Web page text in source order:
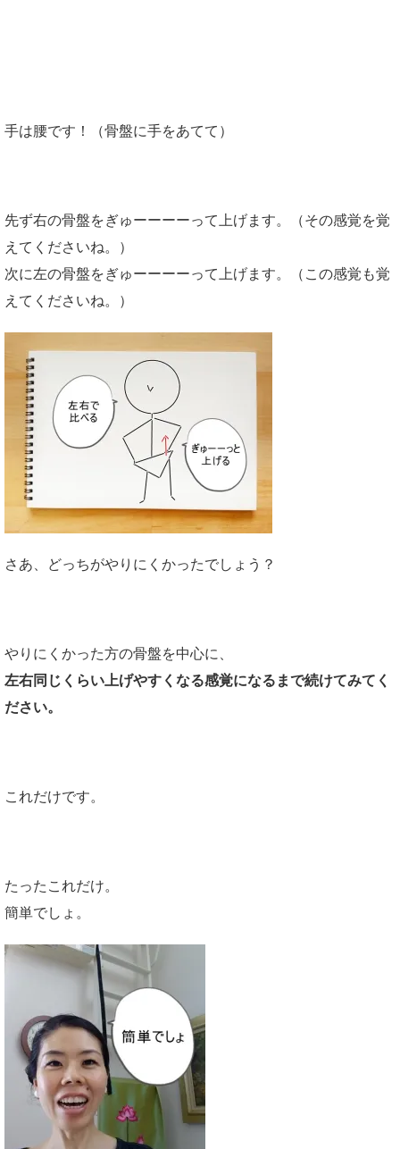
手は腰です！（骨盤に手をあてて）
先ず右の骨盤をぎゅーーーーって上げます。（その感覚を覚
えてくださいね。）
次に左の骨盤をぎゅーーーーって上げます。（この感覚も覚
えてくださいね。）
さあ、どっちがやりにくかったでしょう？
やりにくかった方の骨盤を中心に、
左右同じくらい上げやすくなる感覚になるまで続けてみてく
ださい。
これだけです。
たったこれだけ。
簡単でしょ。